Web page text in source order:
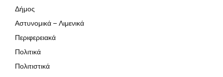
Δήμος
Αστυνομικά – Λιμενικά
Περιφερειακά
Πολιτικά
Πολιτιστικά